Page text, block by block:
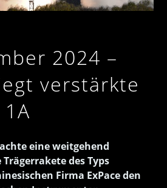
2024 –
verstärkte
eine weitgehend
des Typs
Firma ExPace den